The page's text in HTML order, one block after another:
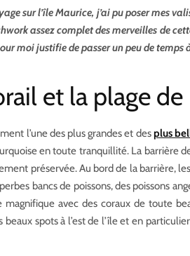
sur l’île Maurice, j’ai pu poser mes
assez complet des merveilles de
moi justifie de passer un peu de temps à
et la plage
l’une des plus grandes et desplus
en toute tranquillité. La barrière
préservée. Au bord de la barrière,
bancs de poissons, des poissons
magnifique avec des coraux de toute
beaux spots à l’est de l’île et en